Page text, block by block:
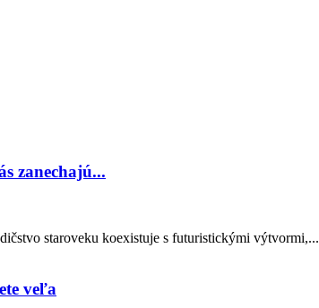
zanechajú...
staroveku koexistuje s futuristickými výtvormi,...
veľa